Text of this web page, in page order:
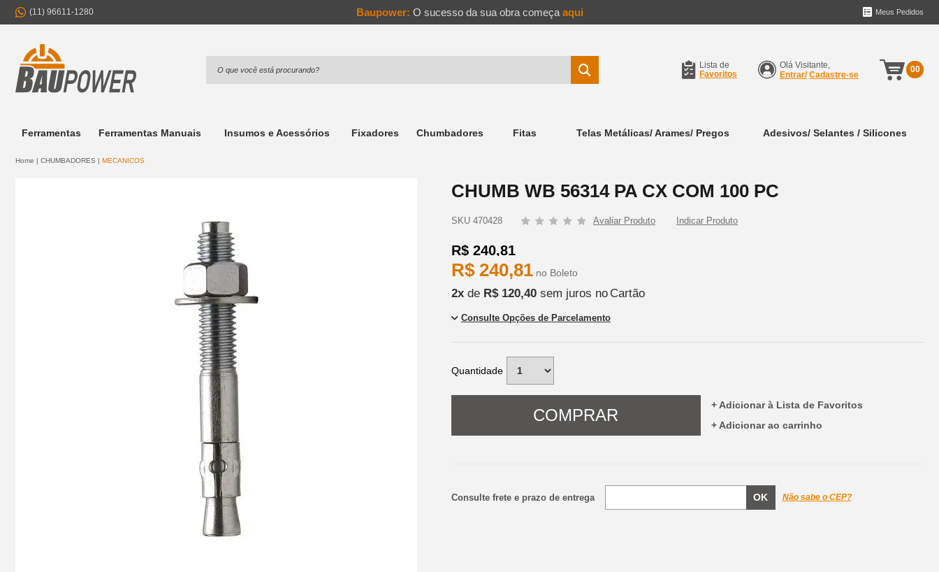
(11) 96611-1280 Baupower: O sucesso da sua obra começa aqui Meus Pedidos
00
Olá Visitante,
Entrar/ Cadastre-se
Lista de
Favoritos
Ferramentas Ferramentas Manuais Insumos e Acessórios Fixadores Chumbadores Fitas Telas Metálicas/ Arames/ Pregos Adesivos/ Selantes / Silicones
Home CHUMBADORES MECANICOS
CHUMB WB 56314 PA CX COM 100 PC
SKU 470428 Indicar Produto
R$ 240,81
R$ 240,81 no Boleto
2x de R$ 120,40 sem juros no
Quantidade
COMPRAR
+ Adicionar à Lista de Favoritos
+ Adicionar ao carrinho
Consulte frete e prazo de entrega Não sabe o CEP?